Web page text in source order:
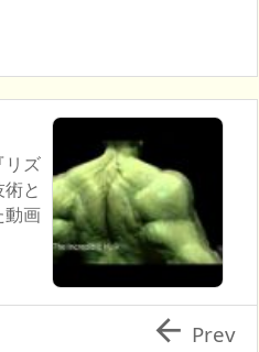
リズ
と
動画
 Prev